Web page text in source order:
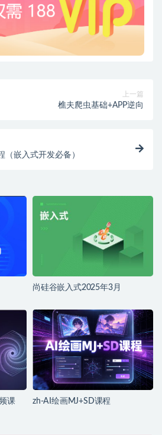
上一篇
樵夫爬虫基础+APP逆向
（嵌入式开发必备）
尚硅谷嵌入式2025年3月
课
zh-AI绘画MJ+SD课程